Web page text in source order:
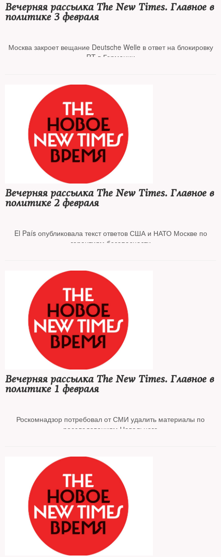
Вечерняя рассылка The New Times. Главное в
политике 3 февраля
Москва закроет вещание Deutsche Welle в ответ на блокировку
RT в Германии
Bloomberg опубликовал карту российских сил вокруг Украины
Чеченского судью Сайди Янгулбаева лишили
неприкосновенности
Кремль не считает ситуацию в Чечне вышедшей из-под
контроля
государства»**
Вечерняя рассылка The New Times. Главное в
политике 2 февраля
El País опубликовала текст ответов США и НАТО Москве по
гарантиям безопасности
Байден направляет в Восточную Европу тысячи американских
военных
Суд в Грозном арестовал Зарему Мусаеву на два месяца
Депутат Госдумы от Чечни пообещал отрезать головы членам
семьи Янгулбаевых
Вечерняя рассылка The New Times. Главное в
политике 1 февраля
Роскомнадзор потребовал от СМИ удалить материалы по
расследованиям Навального
МИД Британии пригрозил заморозкой активов за поддержку
«действий Кремля»
Госдеп США распорядился вывезти семьи дипломатов из
Белоруссии
Россия восстанавливает поставки газа в Европу через Украину